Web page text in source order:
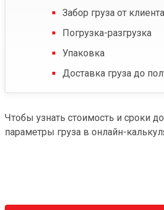
Забор груза от клиента
Погрузка-разгрузка
Упаковка
Доставка груза до
Чтобы узнать стоимость и сроки
параметры груза в онлайн-